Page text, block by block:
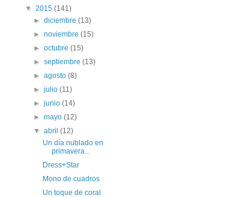
▼ 2015 (141)
►diciembre(13)
►noviembre(15)
►octubre(15)
►septiembre(13)
►agosto(8)
►julio(11)
►junio(14)
►mayo(12)
▼abril(12)
Un día nublado en
primavera...
Dress+Star
Mono de cuadros
Un toque de coral